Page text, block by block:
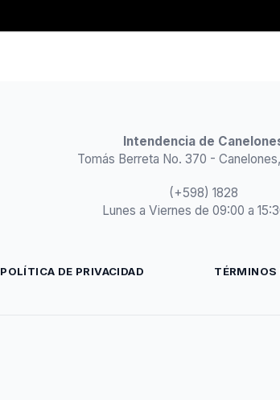
Intendencia de
Tomás Berreta No. 370 -
(+598) 1828
Lunes a Viernes de 09:00 a
POLÍTICA DE PRIVACIDAD TÉRMINOS